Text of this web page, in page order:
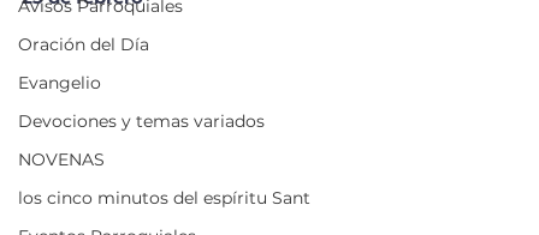
Avisos Parroquiales
Oración del Día
Evangelio
Devociones y temas variados
NOVENAS
los cinco minutos del espíritu Sant